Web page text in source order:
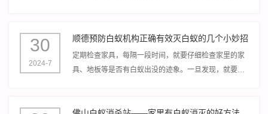
30
2024-7
顺德预防白蚁机构正确有效灭白蚁的几个小妙招
定期检查家具，每隔一段时间，就要仔细检查家里的家
具、地板等是否有白蚁出没的迹象。一旦发现，就要立